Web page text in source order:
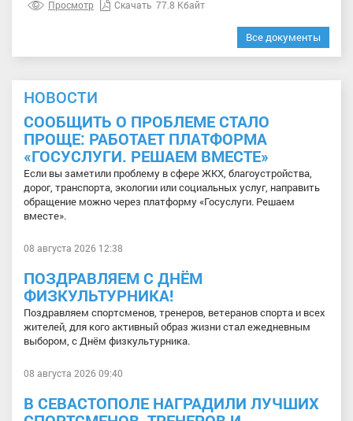
Просмотр Скачать 77.8 Кбайт
Все документы
НОВОСТИ
СООБЩИТЬ О ПРОБЛЕМЕ СТАЛО
ПРОЩЕ: РАБОТАЕТ ПЛАТФОРМА
«ГОСУСЛУГИ. РЕШАЕМ ВМЕСТЕ»
Если вы заметили проблему в сфере ЖКХ, благоустройства,
дорог, транспорта, экологии или социальных услуг, направить
обращение можно через платформу «Госуслуги. Решаем
вместе».
08 августа 2026 12:38
ПОЗДРАВЛЯЕМ С ДНЁМ
ФИЗКУЛЬТУРНИКА!
Поздравляем спортсменов, тренеров, ветеранов спорта и всех
жителей, для кого активный образ жизни стал ежедневным
выбором, с Днём физкультурника.
08 августа 2026 09:40
В СЕВАСТОПОЛЕ НАГРАДИЛИ ЛУЧШИХ